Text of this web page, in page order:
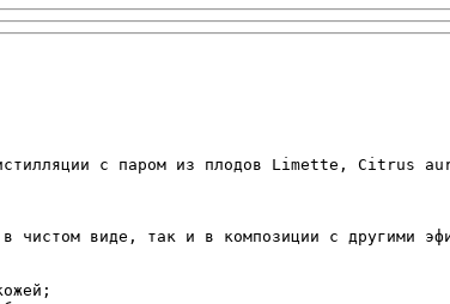
дистилляции с паром из плодов Limette, Citrus
в чистом виде, так и в композиции с другими